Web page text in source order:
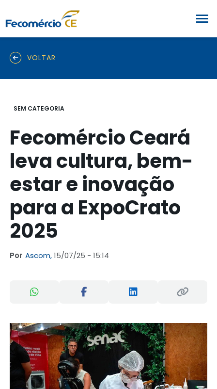
VOLTAR
SEM CATEGORIA
Fecomércio Ceará
leva cultura, bem-
estar e inovação
para a ExpoCrato
2025
Por Ascom,15/07/25 - 15:14